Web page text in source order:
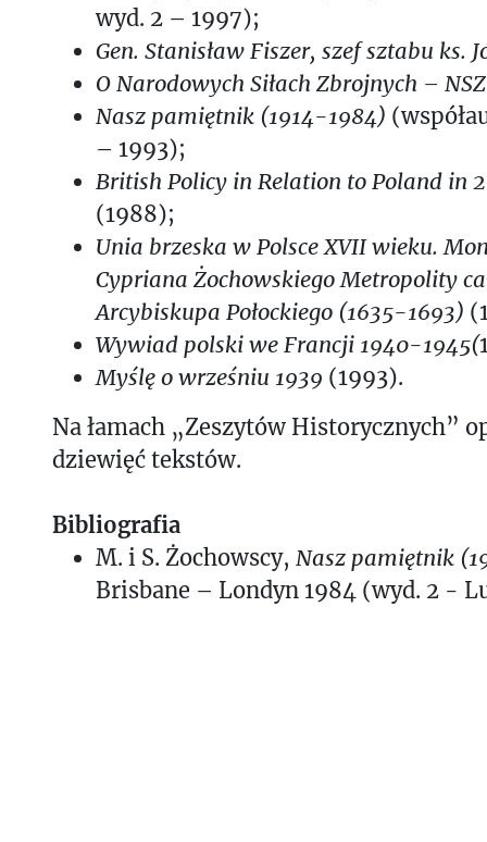
wyd. 2 – 1997);
Gen. Stanisław Fiszer, szef sztabu ks.
O Narodowych Siłach Zbrojnych – NSZ
Nasz pamiętnik (1914-1984)
– 1993);
British Policy in Relation to Poland in
(1988);
Unia brzeska w Polsce XVII wieku.
Cypriana Żochowskiego Metropolity
Arcybiskupa Połockiego (1635-1693)
Wywiad polski we Francji 1940-1945(
Myślę o wrześniu 1939 (1993).
Na łamach „Zeszytów Historycznych”
dziewięć tekstów.
Bibliografia
M. i S. Żochowscy, Nasz pamiętnik
Brisbane – Londyn 1984 (wyd. 2 -